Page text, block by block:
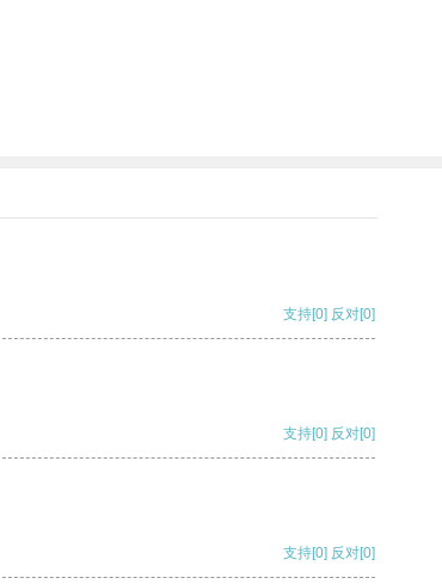
支持[0] 反对[0]
支持[0] 反对[0]
支持[0] 反对[0]